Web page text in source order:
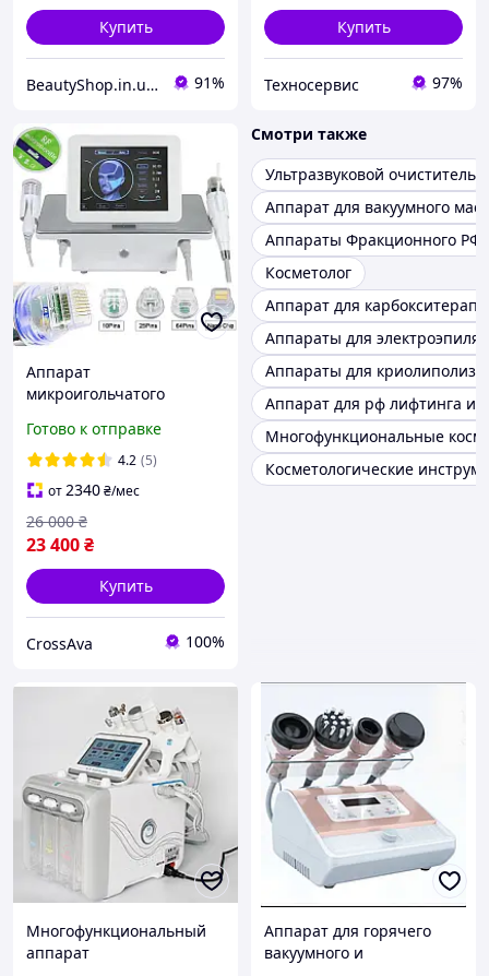
Купить
BeautyShop.in.ua - Интернет-магазин по продаже материалов красоты, Телеграм @Beautyshopinua 91%
Купить
Техносервис 97%
Аппарат
микроигольчатого
лифтинга DPL AS18-3S
Готово к отправке
4.2 (5)
от2340₴/мес
23 400₴
26 000 ₴
Купить
CrossAva 100%
Смотри также
Ультразвуковой очиститель
Аппарат для вакуумного
Аппараты Фракционного РФ
Косметолог
Аппарат для
Аппараты для
Аппараты для криолиполиза
Аппарат для рф лифтинга и
Многофункциональные
Косметологические
Многофункциональный
аппарат
Аппарат для горячего
вакуумного и